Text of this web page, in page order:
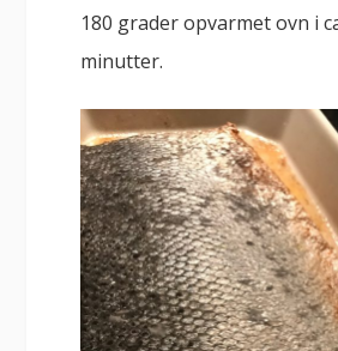
180 grader opvarmet ovn i
minutter.